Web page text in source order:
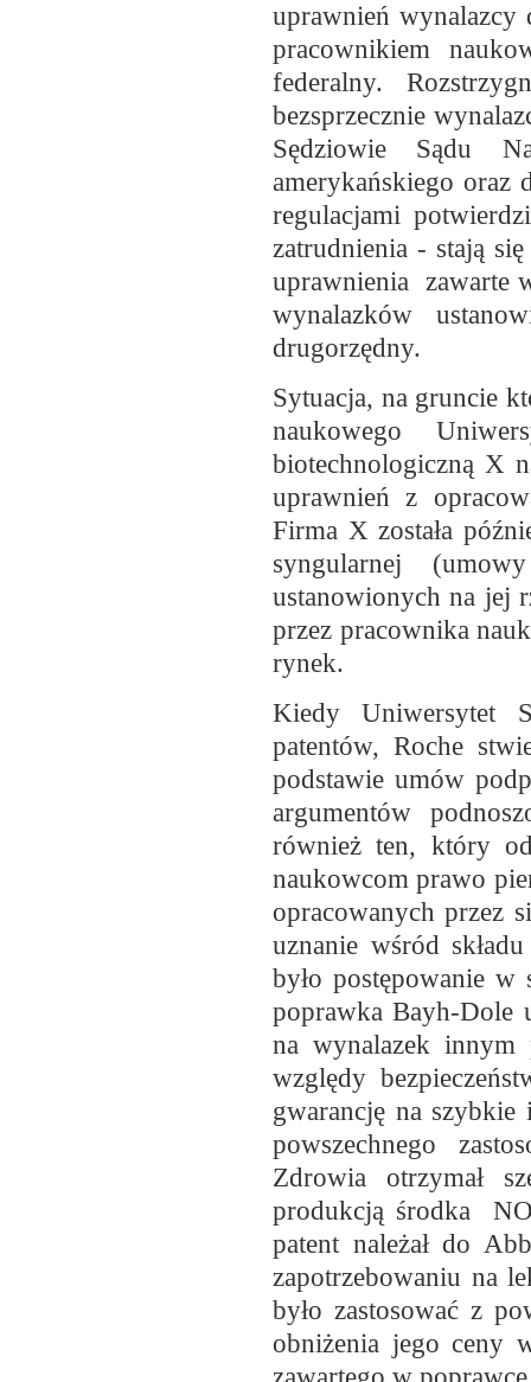
uprawnień wynalazcy
pracownikiem
federalny.
bezsprzecznie
Sędziowie Sądu
amerykańskiego oraz
regulacjami
zatrudnienia - stają
uprawnienia zawarte
wynalazków
drugorzędny.
Sytuacja, na gruncie
naukowego
biotechnologiczną X
uprawnień z
Firma X została
syngularnej
ustanowionych na jej
przez pracownika
rynek.
Kiedy Uniwersytet
patentów, Roche
podstawie umów
argumentów
również ten, który
naukowcom prawo
opracowanych przez
uznanie wśród
było postępowanie
poprawka Bayh-Dole
na wynalazek
względy
gwarancję na
powszechnego
Zdrowia otrzymał
produkcją środka
patent należał do
zapotrzebowaniu na
było zastosować z
obniżenia jego ceny
zawartego w